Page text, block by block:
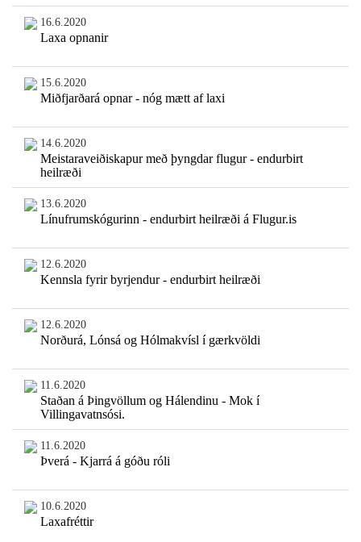
16.6.2020
Laxa opnanir
15.6.2020
Miðfjarðará opnar - nóg mætt af laxi
14.6.2020
Meistaraveiðiskapur með þyngdar flugur - endurbirt
heilræði
13.6.2020
Línufrumskógurinn - endurbirt heilræði á Flugur.is
12.6.2020
Kennsla fyrir byrjendur - endurbirt heilræði
12.6.2020
Norðurá, Lónsá og Hólmakvísl í gærkvöldi
11.6.2020
Staðan á Þingvöllum og Hálendinu - Mok í
Villingavatnsósi.
11.6.2020
Þverá - Kjarrá á góðu róli
10.6.2020
Laxafréttir